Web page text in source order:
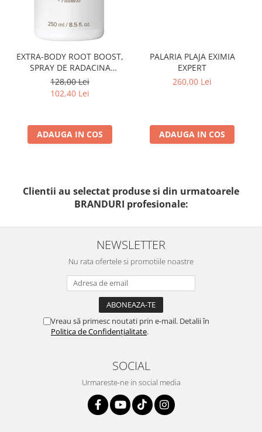
EXTRA-BODY ROOT BOOST,
SPRAY DE RADACINA
PENTRU VOLUM 250 ML
128,00 Lei
102,40 Lei
ADAUGA IN COS
PALARIA PLAJA EXIMIA
EXPERT
260,00 Lei
ADAUGA IN COS
Clientii au selectat produse si din urmatoarele
BRANDURI profesionale:
NEWSLETTER
Nu rata ofertele si promotiile noastre
Vreau să primesc noutati prin e-mail. Detalii în
Politica de Confidențialitate.
SOCIAL
Urmareste-ne in social media